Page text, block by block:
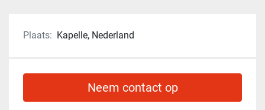
Plaats: Kapelle, Nederland
Neem contact op